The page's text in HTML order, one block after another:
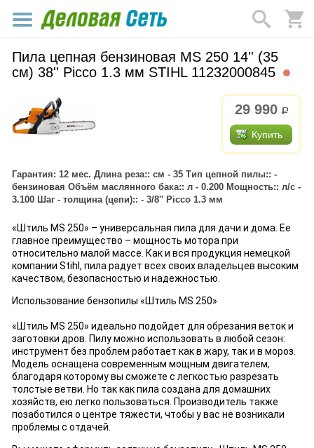
Пила цепная бензиновая MS 250 14'' (35
см) 38'' Picco 1.3 мм STIHL 11232000845
29 990 р.
Купить
Гарантия: 12 мес. Длина реза:: см - 35 Тип цепной пилы:: -
бензиновая Объём маслянного бака:: л - 0.200 Мощность:: л/с -
3.100 Шаг - толщина (цепи):: - 3/8'' Picco 1.3 мм
«Штиль MS 250» – универсальная пила для дачи и дома. Ее
главное преимущество – мощность мотора при
относительно малой массе. Как и вся продукция немецкой
компании Stihl, пила радует всех своих владельцев высоким
качеством, безопасностью и надежностью.
Использование бензопилы «Штиль MS 250»
«Штиль MS 250» идеально подойдет для обрезания веток и
заготовки дров. Пилу можно использовать в любой сезон:
инструмент без проблем работает как в жару, так и в мороз.
Модель оснащена современным мощным двигателем,
благодаря которому вы сможете с легкостью разрезать
толстые ветви. Но так как пила создана для домашних
хозяйств, ею легко пользоваться. Производитель также
позаботился о центре тяжести, чтобы у вас не возникали
проблемы с отдачей.